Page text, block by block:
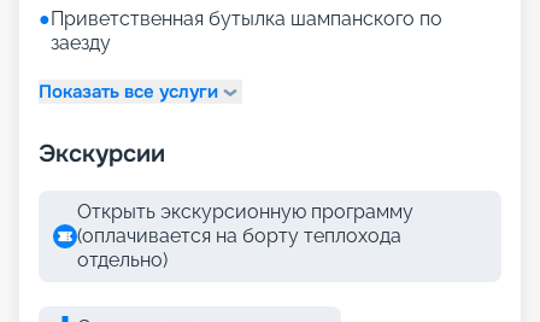
●Приветственная бутылка шампанского по
заезду
Показать все услуги
Экскурсии
Открыть экскурсионную программу
(оплачивается на борту теплохода
отдельно)